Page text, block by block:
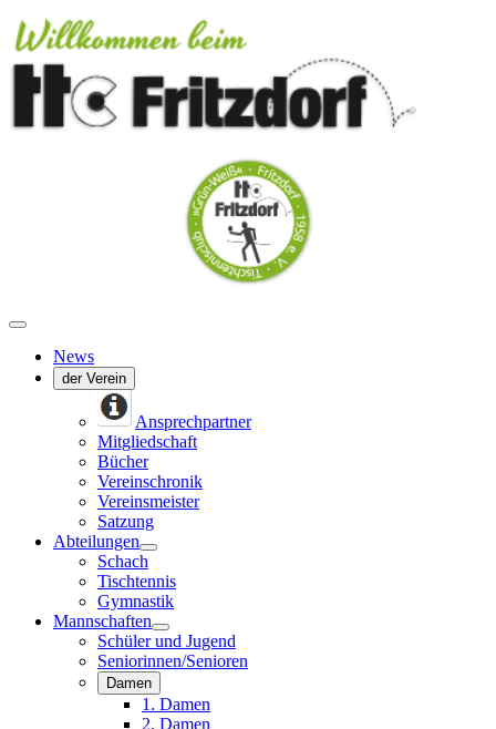
News
der Verein
Ansprechpartner
Mitgliedschaft
Bücher
Vereinschronik
Vereinsmeister
Satzung
Abteilungen
Schach
Tischtennis
Gymnastik
Mannschaften
Schüler und Jugend
Seniorinnen/Senioren
Damen
1. Damen
2. Damen